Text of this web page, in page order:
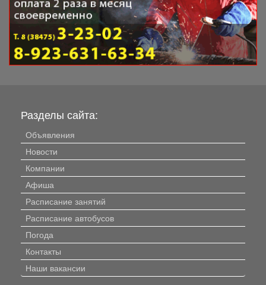
Разделы сайта:
Объявления
Новости
Компании
Афиша
Расписание занятий
Расписание автобусов
Погода
Контакты
Наши вакансии